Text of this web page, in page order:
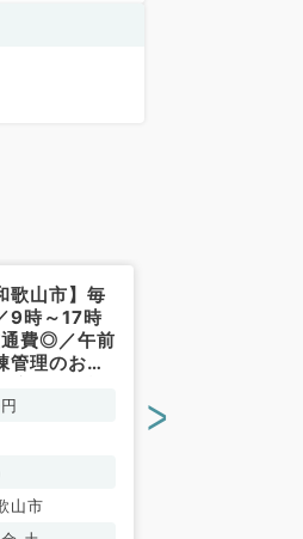
歌山市】毎
9時～17時
通費◎／午前
管理のお仕
／非常
山市
>